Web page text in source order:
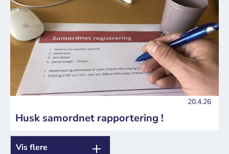
20.4.26
Husk samordnet rapportering !
Vis flere